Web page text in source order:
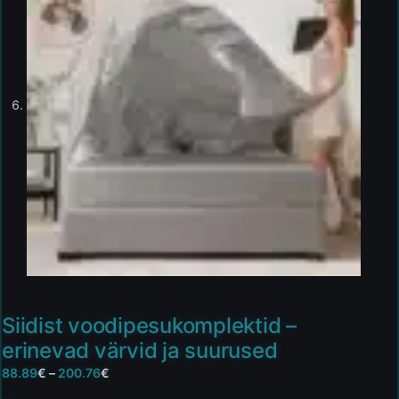
Siidist voodipesukomplektid –
erinevad värvid ja suurused
88.89€ – 200.76€